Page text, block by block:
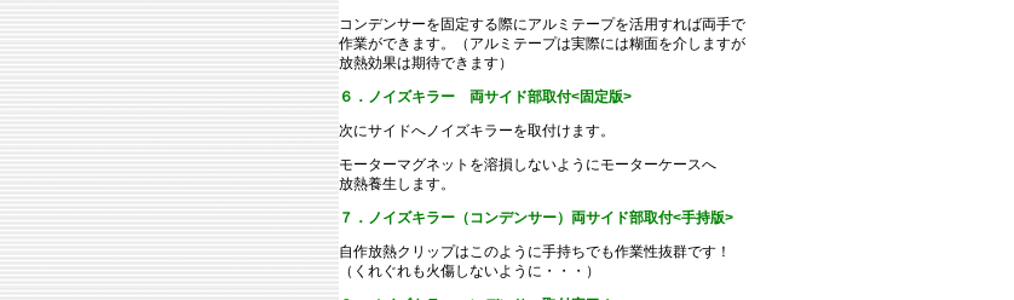
コンデンサーを固定する際にアルミテープを活用すれば両手で
作業ができます。（アルミテープは実際には糊面を介しますが
放熱効果は期待できます）
６．ノイズキラー 両サイド部取付<固定版>
次にサイドへノイズキラーを取付けます。
モーターマグネットを溶損しないようにモーターケースへ
放熱養生します。
７．ノイズキラー（コンデンサー）両サイド部取付<手持版>
自作放熱クリップはこのように手持ちでも作業性抜群です！
（くれぐれも火傷しないように・・・）